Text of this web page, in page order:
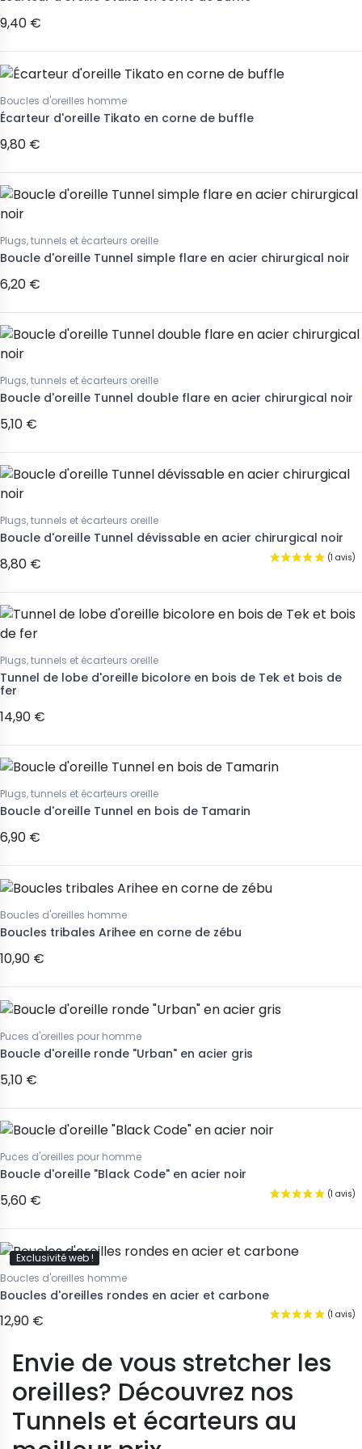
9,40 €
Boucles d'oreilles homme
Écarteur d'oreille Tikato en corne de buffle
9,80 €
Plugs, tunnels et écarteurs oreille
Boucle d'oreille Tunnel simple flare en acier chirurgical noir
6,20 €
Plugs, tunnels et écarteurs oreille
Boucle d'oreille Tunnel double flare en acier chirurgical noir
5,10 €
Plugs, tunnels et écarteurs oreille
Boucle d'oreille Tunnel dévissable en acier chirurgical noir
8,80 €
Plugs, tunnels et écarteurs oreille
Tunnel de lobe d'oreille bicolore en bois de Tek et bois de
fer
14,90 €
Plugs, tunnels et écarteurs oreille
Boucle d'oreille Tunnel en bois de Tamarin
6,90 €
Boucles d'oreilles homme
Boucles tribales Arihee en corne de zébu
10,90 €
Puces d'oreilles pour homme
Boucle d'oreille ronde "Urban" en acier gris
5,10 €
Puces d'oreilles pour homme
Boucle d'oreille "Black Code" en acier noir
5,60 €
Exclusivité web !
Boucles d'oreilles homme
Boucles d'oreilles rondes en acier et carbone
12,90 €
Envie de vous stretcher les
oreilles? Découvrez nos
Tunnels et écarteurs au